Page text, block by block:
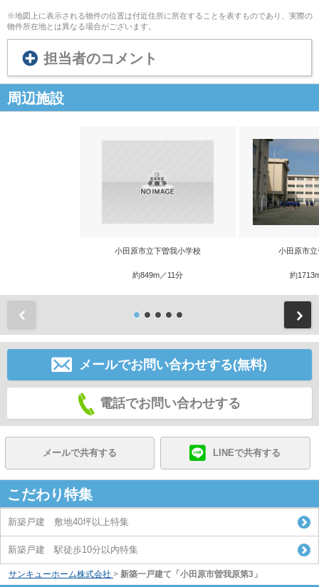
※地図上に表示される物件の位置は付近住所に所在することを表すものであり、実際の
物件所在地とは異なる場合がございます。
担当者のコメント
周辺施設
小田原市立下曽我小学校
約849m／11分
小田原市
約
メールでお問い合わせする(無料)
電話でお問い合わせする
メールで共有する LINEで共有する
こだわり特集
新築戸建 敷地40坪以上特集
新築戸建 駅徒歩10分以内特集
サンキューホーム株式会社 > 新築一戸建て「小田原市曽我原第3」